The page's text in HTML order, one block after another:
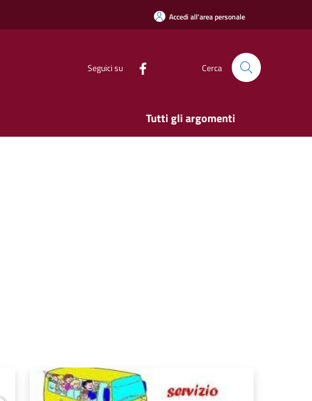
Accedi all'area personale
Seguici su Cerca
Tutti gli argomenti